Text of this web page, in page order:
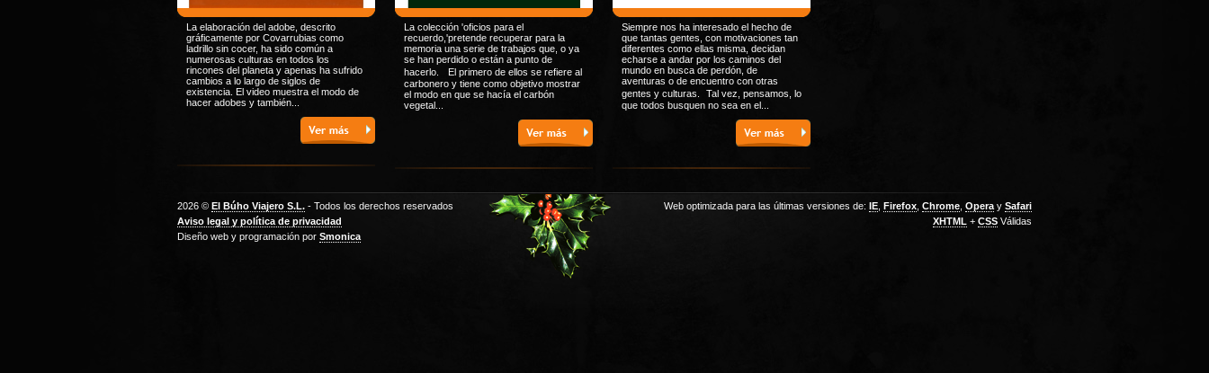
La elaboración del adobe, descrito
gráficamente por Covarrubias como
ladrillo sin cocer, ha sido común a
numerosas culturas en todos los
rincones del planeta y apenas ha sufrido
cambios a lo largo de siglos de
existencia. El video muestra el modo de
hacer adobes y también...
La colección 'oficios para el
recuerdo,'pretende recuperar para la
memoria una serie de trabajos que, o ya
se han perdido o están a punto de
hacerlo. El primero de ellos se refiere al
carbonero y tiene como objetivo mostrar
el modo en que se hacía el carbón
vegetal...
Siempre nos ha interesado el hecho de
que tantas gentes, con motivaciones tan
diferentes como ellas misma, decidan
echarse a andar por los caminos del
mundo en busca de perdón, de
aventuras o de encuentro con otras
gentes y culturas. Tal vez, pensamos, lo
que todos busquen no sea en el...
2026 © El Búho Viajero S.L. - Todos los derechos reservados
Aviso legal y política de privacidad
Diseño web y programación por Smonica
Web optimizada para las últimas versiones de: IE Firefox Chrome Opera y Safari
XHTML + CSS Válidas